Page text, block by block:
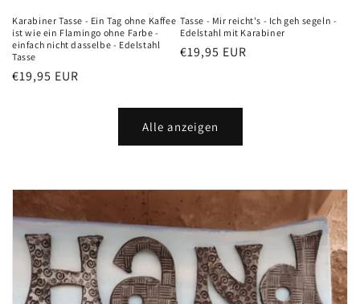
Karabiner Tasse - Ein Tag ohne Kaffee
ist wie ein Flamingo ohne Farbe -
einfach nicht dasselbe - Edelstahl
Tasse
Normaler
€19,95 EUR
Tasse - Mir reicht's - Ich geh segeln -
Edelstahl mit Karabiner
Normaler
€19,95 EUR
Alle anzeigen